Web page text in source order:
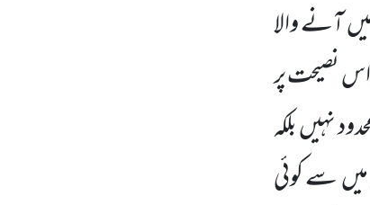
آنے والا
نصیحت پر
نہیںبلکہ
میںسے کوئی